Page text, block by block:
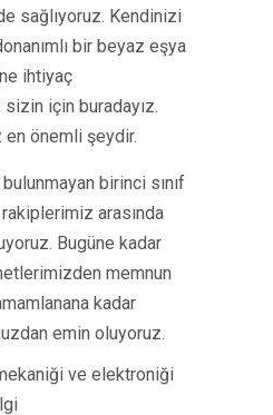
sağlıyoruz. Kendinizi
bir beyaz eşya
ihtiyaç
için buradayız.
en önemli şeydir.
birinci sınıf
arasında
Bugüne kadar
memnun
kadar
emin oluyoruz.
ve elektroniği